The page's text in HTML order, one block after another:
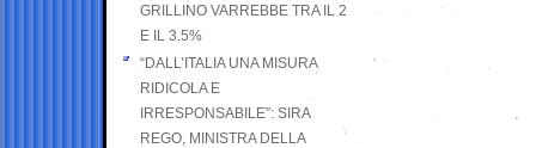
GRILLINO VARREBBE TRA IL 2
E IL 3.5%
“DALL’ITALIA UNA MISURA
RIDICOLA E
IRRESPONSABILE”: SIRA
REGO, MINISTRA DELLA